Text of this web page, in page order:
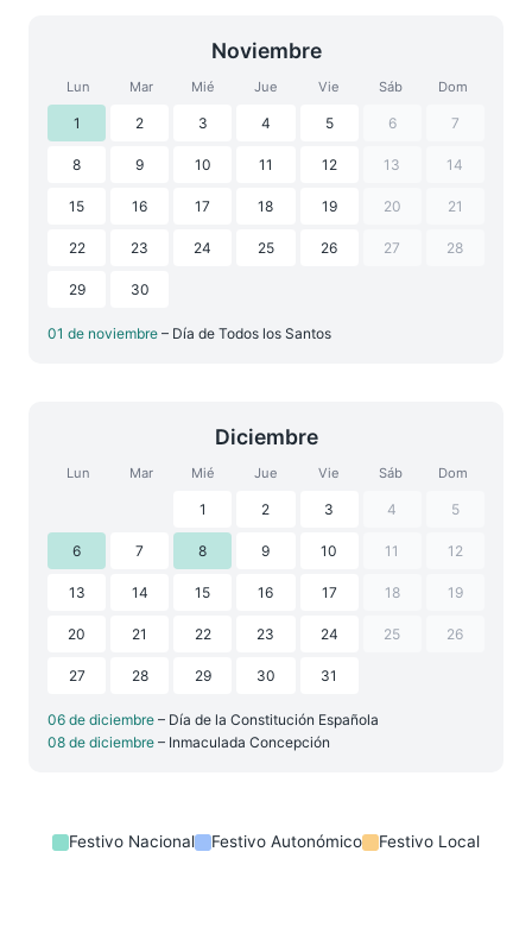
Noviembre
Lun Mar Mié Jue Vie Sáb Dom
1 2 3 4 5 6 7
8 9 10 11 12 13 14
15 16 17 18 19 20 21
22 23 24 25 26 27 28
29 30
01 de noviembre – Día de Todos los Santos
Diciembre
Lun Mar Mié Jue Vie Sáb Dom
1 2 3 4 5
6 7 8 9 10 11 12
13 14 15 16 17 18 19
20 21 22 23 24 25 26
27 28 29 30 31
06 de diciembre – Día de la Constitución Española
08 de diciembre – Inmaculada Concepción
Festivo Nacional Festivo Autonómico Festivo Local